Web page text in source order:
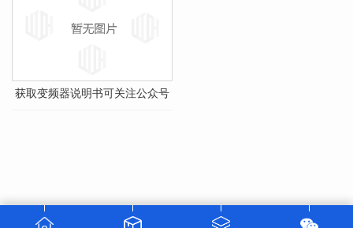
获取变频器说明书可关注公众号